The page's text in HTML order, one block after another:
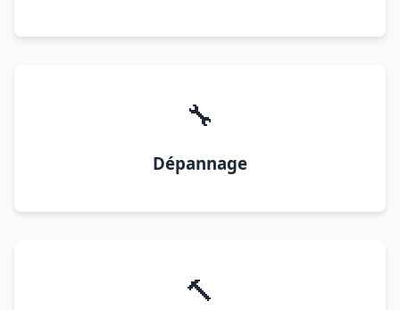
🔧
Dépannage
🔨